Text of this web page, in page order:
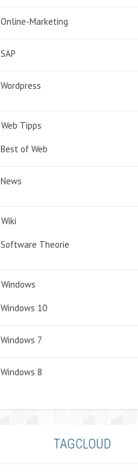
Online-Marketing
SAP
Wordpress
Web Tipps
Best of Web
News
Wiki
Software Theorie
Windows
Windows 10
Windows 7
Windows 8
TAGCLOUD